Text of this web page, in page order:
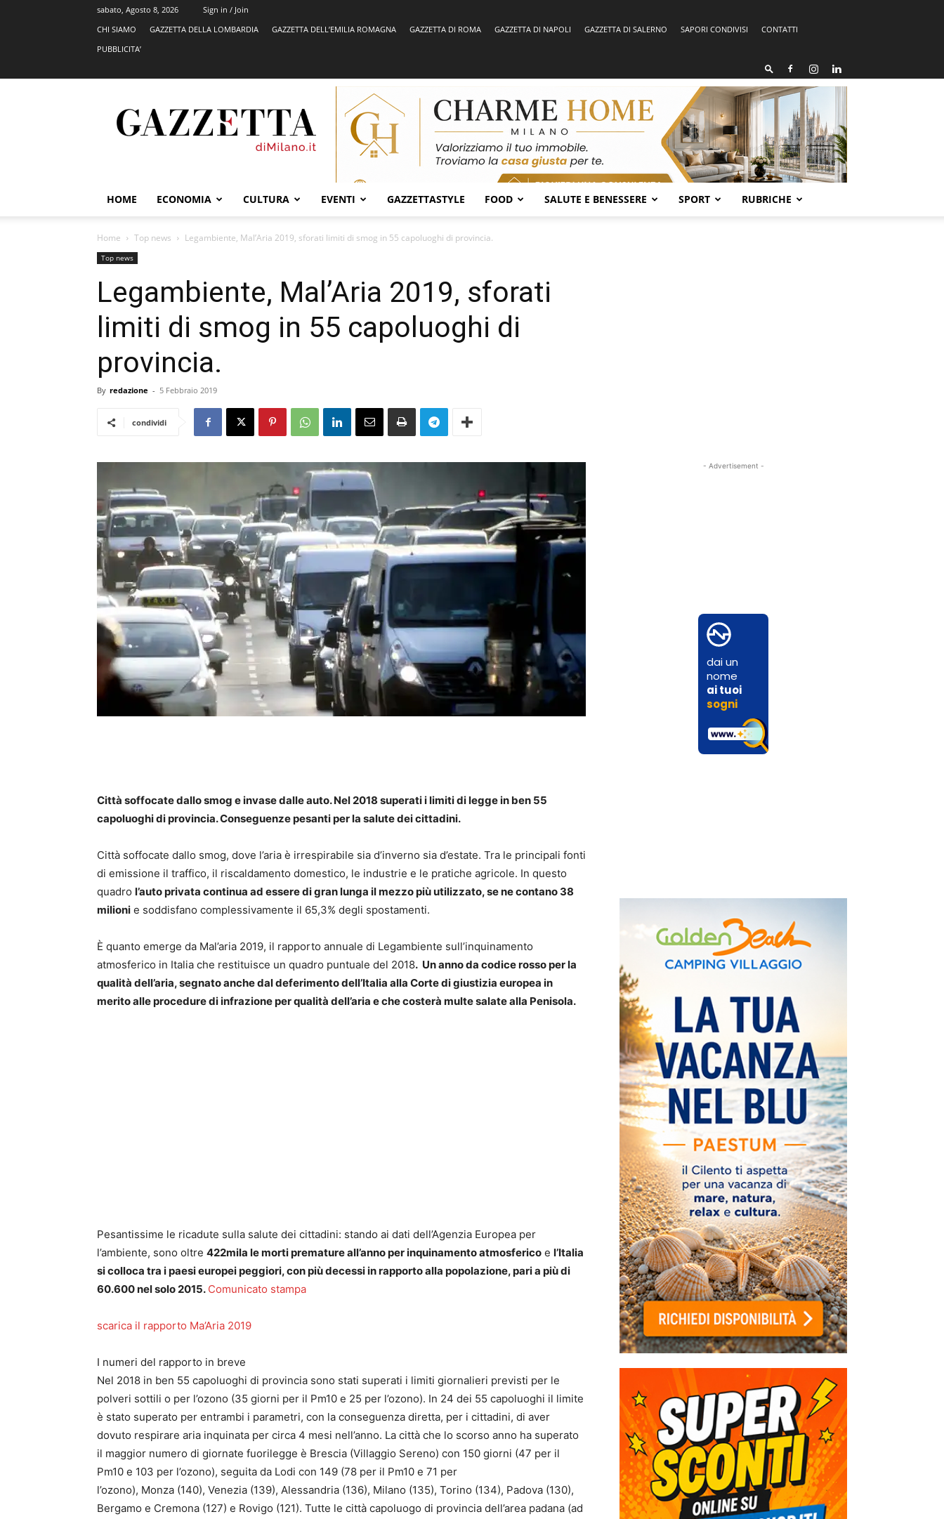
sabato, Agosto 8, 2026
Sign in / Join
CHI SIAMO
GAZZETTA DELLA LOMBARDIA GAZZETTA DELL’EMILIA ROMAGNA GAZZETTA DI ROMA GAZZETTA DI NAPOLI GAZZETTA DI SALERNO SAPORI CONDIVISI
CONTATTI
PUBBLICITA’
HOME ECONOMIA CULTURA EVENTI GAZZETTASTYLE FOOD SALUTE E BENESSERE SPORT RUBRICHE
Home Top news Legambiente, Mal’Aria 2019, sforati limiti di smog in 55 capoluoghi di provincia.
Top news
Legambiente, Mal’Aria 2019, sforati
limiti di smog in 55 capoluoghi di
provincia.
By redazione - 5 Febbraio 2019
condividi
Città soffocate dallo smog e invase dalle auto. Nel 2018 superati i limiti di legge in ben 55
capoluoghi di provincia. Conseguenze pesanti per la salute dei cittadini.
Città soffocate dallo smog, dove l’aria è irrespirabile sia d’inverno sia d’estate. Tra le principali fonti
di emissione il traffico, il riscaldamento domestico, le industrie e le pratiche agricole. In questo
quadro l’auto privata continua ad essere di gran lunga il mezzo più utilizzato, se ne contano 38
milioni e soddisfano complessivamente il 65,3% degli spostamenti.
È quanto emerge da Mal’aria 2019, il rapporto annuale di Legambiente sull’inquinamento
atmosferico in Italia che restituisce un quadro puntuale del 2018. Un anno da codice rosso per la
qualità dell’aria, segnato anche dal deferimento dell’Italia alla Corte di giustizia europea in
merito alle procedure di infrazione per qualità dell’aria e che costerà multe salate alla Penisola.
Pesantissime le ricadute sulla salute dei cittadini: stando ai dati dell’Agenzia Europea per
l’ambiente, sono oltre 422mila le morti premature all’anno per inquinamento atmosferico e l’Italia
si colloca tra i paesi europei peggiori, con più decessi in rapporto alla popolazione, pari a più di
60.600 nel solo 2015. Comunicato stampa
scarica il rapporto Ma’Aria 2019
I numeri del rapporto in breve
Nel 2018 in ben 55 capoluoghi di provincia sono stati superati i limiti giornalieri previsti per le
polveri sottili o per l’ozono (35 giorni per il Pm10 e 25 per l’ozono). In 24 dei 55 capoluoghi il limite
è stato superato per entrambi i parametri, con la conseguenza diretta, per i cittadini, di aver
dovuto respirare aria inquinata per circa 4 mesi nell’anno. La città che lo scorso anno ha superato
il maggior numero di giornate fuorilegge è Brescia (Villaggio Sereno) con 150 giorni (47 per il
Pm10 e 103 per l’ozono), seguita da Lodi con 149 (78 per il Pm10 e 71 per
l’ozono), Monza (140), Venezia (139), Alessandria (136), Milano (135), Torino (134), Padova (130),
Bergamo e Cremona (127) e Rovigo (121). Tutte le città capoluogo di provincia dell’area padana (ad
- Advertisement -